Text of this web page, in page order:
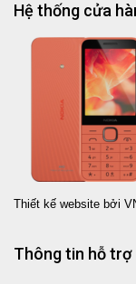
Hệ thống cửa
Thiết kế website bởi
Thông tin hỗ trợ